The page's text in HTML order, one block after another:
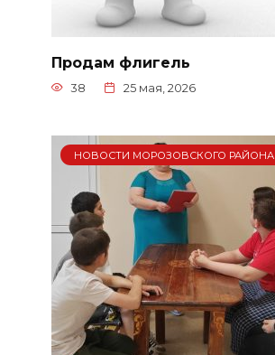
Продам флигель
38 25 мая, 2026
НОВОСТИ МОРОЗОВСКОГО РАЙОНА